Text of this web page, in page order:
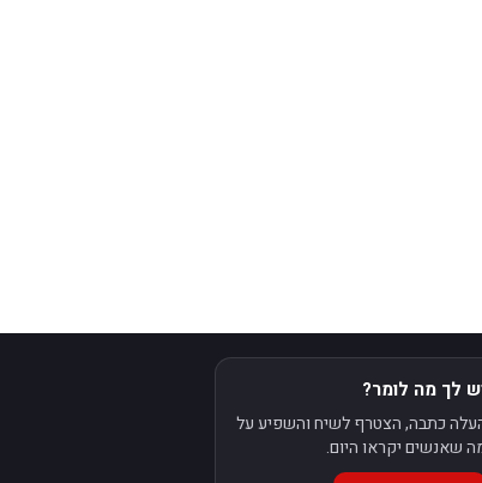
לך מה לומר?
כתבה, הצטרף לשיח והשפיע על
שאנשים יקראו היום.